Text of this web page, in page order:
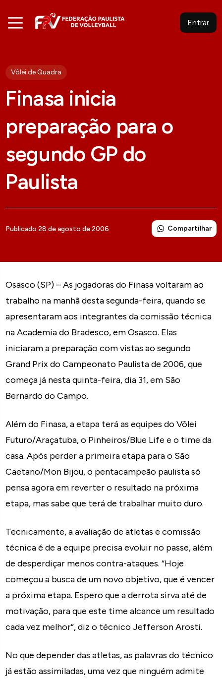
Entrar
Vôlei de Quadra
Finasa inicia
preparação para o
segundo GP do
Paulista
Publicado 28 de agosto de 2006 Compartilhar
Osasco (SP) – As jogadoras do Finasa voltaram ao
trabalho na manhã desta segunda-feira, quando se
apresentaram aos integrantes da comissão técnica
na Academia do Bradesco, em Osasco. Elas
iniciaram a preparação com vistas ao segundo
Grand Prix do Campeonato Paulista de 2006, que
começa já nesta quinta-feira, dia 31, em São
Bernardo do Campo.
Além do Finasa, a etapa terá as equipes do Vôlei
Futuro/Araçatuba, o Pinheiros/Blue Life e o time da
casa. Após perder a primeira etapa para o São
Caetano/Mon Bijou, o pentacampeão paulista só
pensa agora em reverter o resultado na próxima
etapa, mas sabe que terá de trabalhar muito duro.
Tecnicamente, a avaliação de atletas e comissão
técnica é de a equipe precisa evoluir no passe, além
de desperdiçar menos contra-ataques. “Hoje
começou a busca de um novo objetivo, que é vencer
a próxima etapa. Espero que a derrota sirva até de
motivação, para que este time alcance um resultado
cada vez melhor”, diz o técnico Jefferson Arosti.
No que depender das atletas, as palavras do técnico
já estão assimiladas, uma vez que ninguém admite